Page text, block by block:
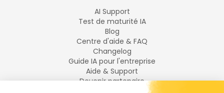
AI Support
Test de maturité IA
Blog
Centre d'aide & FAQ
Changelog
Guide IA pour l'entreprise
Aide & Support
Devenir partenaire